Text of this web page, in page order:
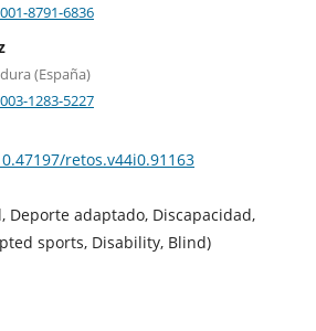
8791-6836
(España)
1283-5227
retos.v44i0.91163
Deporte adaptado, Discapacidad,
sports, Disability, Blind)